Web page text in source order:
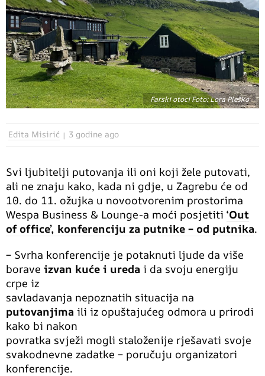
Farski otoci Foto: Lora Pleško
Edita Misirić 3 godine ago
Svi ljubitelji putovanja ili oni koji žele putovati,
ali ne znaju kako, kada ni gdje, u Zagrebu će od
10. do 11. ožujka u novootvorenim prostorima
Wespa Business & Lounge-a moći posjetiti ‘Out
of office’, konferenciju za putnike – od putnika.
– Svrha konferencije je potaknuti ljude da više
borave izvan kuće i ureda i da svoju energiju
crpe iz
savladavanja nepoznatih situacija na
putovanjima ili iz opuštajućeg odmora u prirodi
kako bi nakon
povratka svježi mogli staloženije rješavati svoje
svakodnevne zadatke – poručuju organizatori
konferencije.